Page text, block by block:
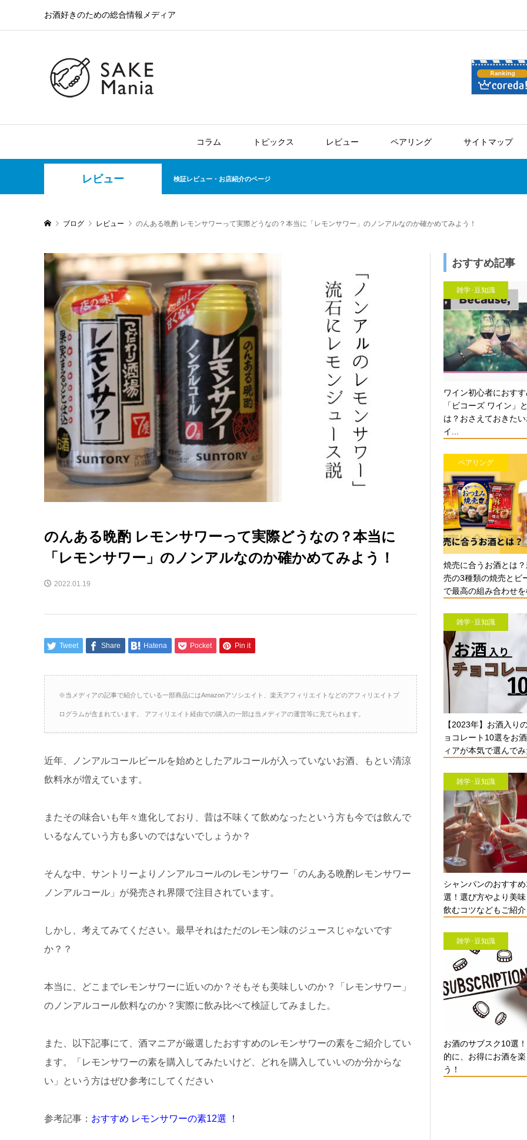
お酒好きのための総合情報メディア
コラム トピックス レビュー ペアリング サイトマップ
レビュー 検証レビュー・お店紹介のページ
ブログ レビュー のんある晩酌 レモンサワーって実際どうなの？本当に「レモンサワー」のノンアルなのか確かめてみよう！
のんある晩酌 レモンサワーって実際どうなの？本当に
「レモンサワー」のノンアルなのか確かめてみよう！
2022.01.19
Tweet Share Hatena Pocket Pin it
※当メディアの記事で紹介している一部商品にはAmazonアソシエイト、楽天アフィリエイトなどのアフィリエイトプ
ログラムが含まれています。 アフィリエイト経由での購入の一部は当メディアの運営等に充てられます。
近年、ノンアルコールビールを始めとしたアルコールが入っていないお酒、もとい清涼
飲料水が増えています。
またその味合いも年々進化しており、昔は不味くて飲めなったという方も今では飲んで
いるなんていう方も多いのではないでしょうか？
そんな中、サントリーよりノンアルコールのレモンサワー「のんある晩酌レモンサワー
ノンアルコール」が発売され界隈で注目されています。
しかし、考えてみてください。最早それはただのレモン味のジュースじゃないです
か？？
本当に、どこまでレモンサワーに近いのか？そもそも美味しいのか？「レモンサワー」
のノンアルコール飲料なのか？実際に飲み比べて検証してみました。
また、以下記事にて、酒マニアが厳選したおすすめのレモンサワーの素をご紹介してい
ます。「レモンサワーの素を購入してみたいけど、どれを購入していいのか分からな
い」という方はぜひ参考にしてください
参考記事： おすすめ レモンサワーの素12選 ！
おすすめ記事
雑学･豆知識
ワイン初心者におす
「ビコーズ ワイン」
は？おさえておきた
イ...
ペアリング
焼売に合うお酒とは
売の3種類の焼売とビ
で最高の組み合わせ
雑学･豆知識
【2023年】お酒入り
ョコレート10選をお
ィアが本気で選んで
雑学･豆知識
シャンパンのおすす
選！選び方やより美
飲むコツなどもご紹
雑学･豆知識
お酒のサブスク10選
的に、お得にお酒を
う！